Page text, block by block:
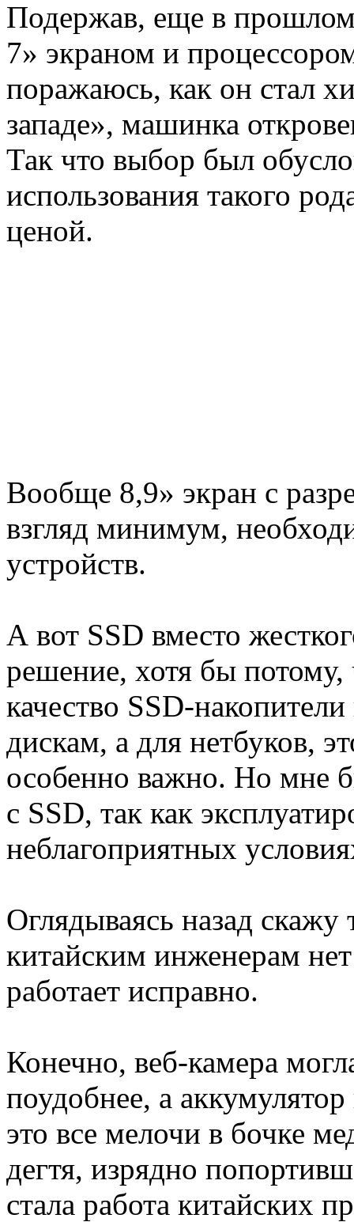
Подержав, еще в прошлом
7» экраном и
поражаюсь, как он стал
западе», машинка
Так что выбор был
использования такого
ценой.
Вообще 8,9» экран с
взгляд минимум,
устройств.
А вот SSD вместо
решение, хотя бы
качество SSD-
дискам, а для нетбуков,
особенно важно. Но мне
с SSD, так как
неблагоприятных
Оглядываясь назад
китайским инженерам
работает исправно.
Конечно, веб-камера
поудобнее, а
это все мелочи в бочке
дегтя, изрядно
стала работа китайских